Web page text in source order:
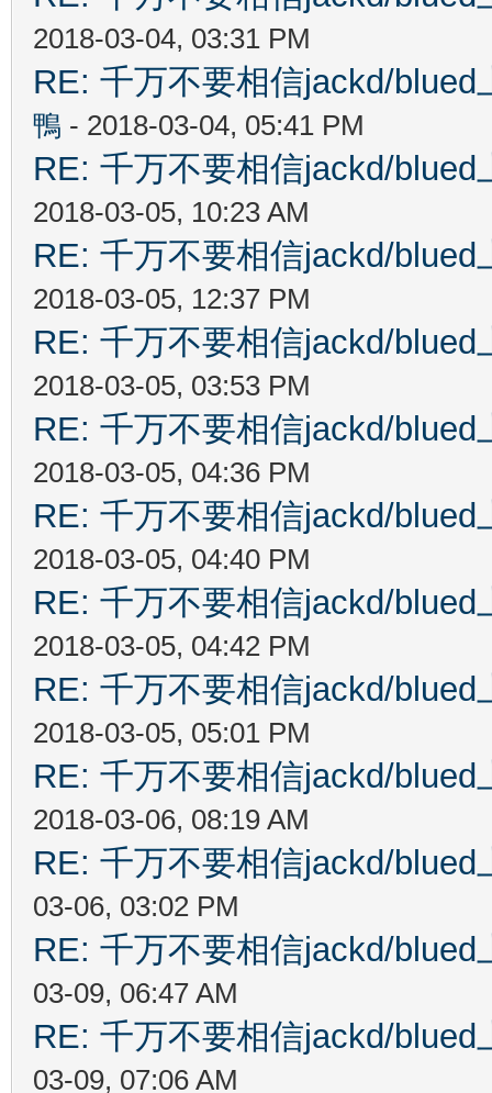
2018-03-04, 03:31 PM
RE: 千万不要相信jackd/
鴨 - 2018-03-04, 05:41 PM
RE: 千万不要相信jackd/
2018-03-05, 10:23 AM
RE: 千万不要相信jackd/
2018-03-05, 12:37 PM
RE: 千万不要相信jackd/
2018-03-05, 03:53 PM
RE: 千万不要相信jackd/
2018-03-05, 04:36 PM
RE: 千万不要相信jackd/
2018-03-05, 04:40 PM
RE: 千万不要相信jackd/
2018-03-05, 04:42 PM
RE: 千万不要相信jackd/
2018-03-05, 05:01 PM
RE: 千万不要相信jackd/
2018-03-06, 08:19 AM
RE: 千万不要相信jackd/
03-06, 03:02 PM
RE: 千万不要相信jackd/
03-09, 06:47 AM
RE: 千万不要相信jackd/
03-09, 07:06 AM